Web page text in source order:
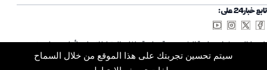
تابع خبار24 على:
شروط الاستخدامسياسة الخصوصيةسياسة ملفات الارتباطاتصل بناأعلن معنامن نحن
سيتم تحسين تجربتك على هذا الموقع من خلال السماح